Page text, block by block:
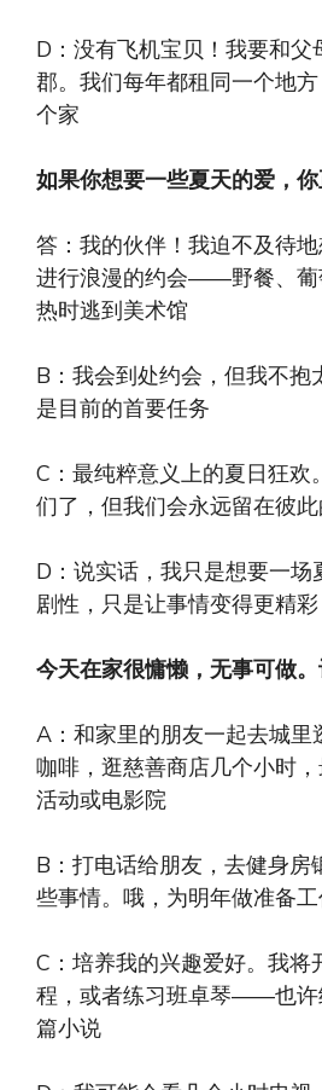
D：没有飞机宝贝！我要和父
郡。我们每年都租同一个地
个家
如果你想要一些夏天的爱，
答：我的伙伴！我迫不及待
进行浪漫的约会——野餐、葡​​
热时逃到美术馆
B：我会到处约会，但我不
是目前的首要任务
C：最纯粹意义上的夏日狂欢
们了，但我们会永远留在彼
D：说实话，我只是想要一场
剧性，只是让事情变得更精彩
今天在家很慵懒，无事可做
A：和家里的朋友一起去城里
咖啡，逛慈善商店几个小时
活动或电影院
B：打电话给朋友，去健身房
些事情。哦，为明年做准备
C：培养我的兴趣爱好。我将
程，或者练习班卓琴——也许
篇小说